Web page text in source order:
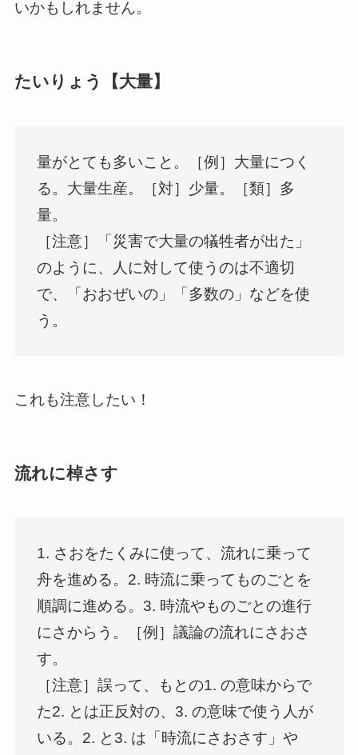
いかもしれません。
たいりょう【大量】
量がとても多いこと。［例］大量につく
る。大量生産。［対］少量。［類］多
量。
［注意］「災害で大量の犠牲者が出た」
のように、人に対して使うのは不適切
で、「おおぜいの」「多数の」などを使
う。
これも注意したい！
流れに棹さす
1. さおをたくみに使って、流れに乗って
舟を進める。2. 時流に乗ってものごとを
順調に進める。3. 時流やものごとの進行
にさからう。［例］議論の流れにさおさ
す。
［注意］誤って、もとの1. の意味からで
た2. とは正反対の、3. の意味で使う人が
いる。2. と3. は「時流にさおさす」や